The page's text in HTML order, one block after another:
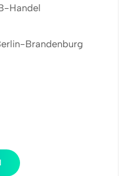
Handel
Brandenburg